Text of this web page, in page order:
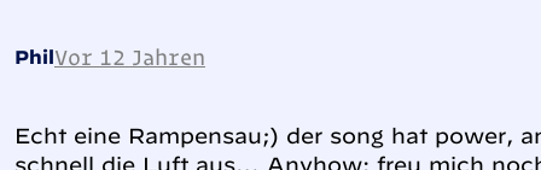
PhilVor 12 Jahren
Echt eine Rampensau;) der song hat power,
schnell die Luft aus… Anyhow: freu mich